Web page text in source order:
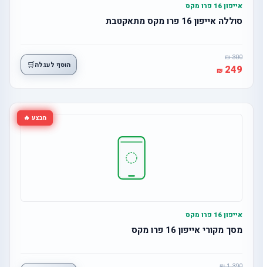
אייפון 16 פרו מקס
סוללה אייפון 16 פרו מקס מתאקטבת
300
249 הוסף לעגלה🛒
מבצע 🔥
אייפון 16 פרו מקס
מסך מקורי אייפון 16 פרו מקס